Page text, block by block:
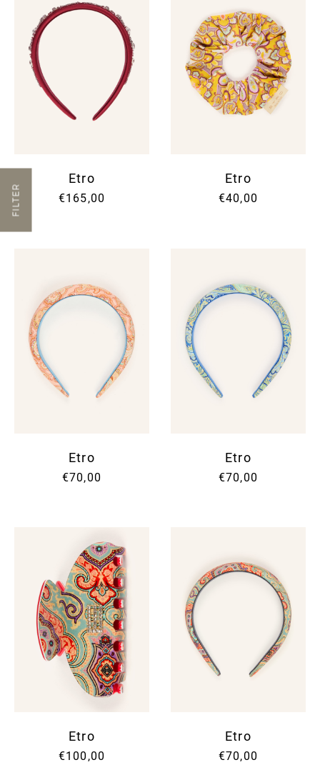
FILTER
Etro
€165,00
Etro
€40,00
Etro
€70,00
Etro
€70,00
Etro
€100,00
Etro
€70,00